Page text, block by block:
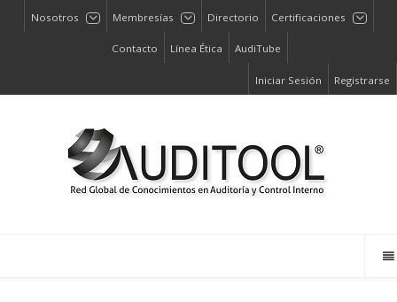
Nosotros Membresías Directorio Certificaciones
Contacto Línea Ética AudiTube
Iniciar Sesión Registrarse